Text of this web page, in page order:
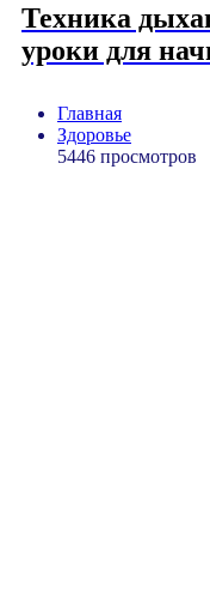
Техника
уроки для
Главная
Здоровье
5446 просмотров